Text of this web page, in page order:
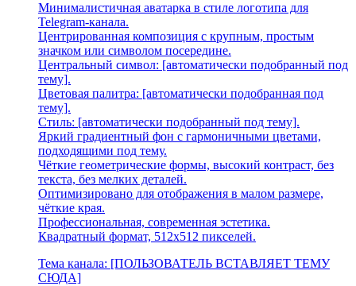
Минималистичная аватарка в стиле логотипа для
Telegram-канала.
Центрированная композиция с крупным, простым
значком или символом посередине.
Центральный символ: [автоматически подобранный под
тему].
Цветовая палитра: [автоматически подобранная под
тему].
Стиль: [автоматически подобранный под тему].
Яркий градиентный фон с гармоничными цветами,
подходящими под тему.
Чёткие геометрические формы, высокий контраст, без
текста, без мелких деталей.
Оптимизировано для отображения в малом размере,
чёткие края.
Профессиональная, современная эстетика.
Квадратный формат, 512x512 пикселей.
Тема канала: [ПОЛЬЗОВАТЕЛЬ ВСТАВЛЯЕТ ТЕМУ
СЮДА]